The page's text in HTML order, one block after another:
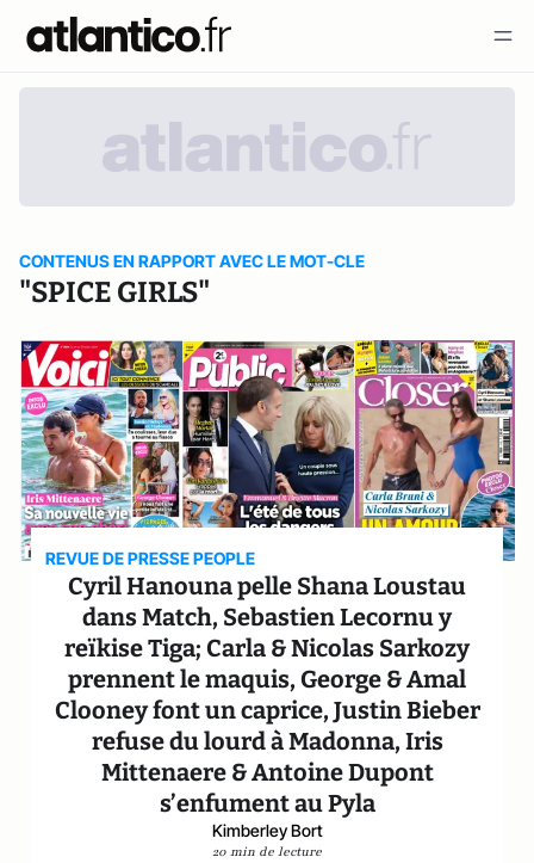
CONTENUS EN RAPPORT AVEC LE MOT-CLE
"SPICE GIRLS"
REVUE DE PRESSE PEOPLE
Cyril Hanouna pelle Shana Loustau
dans Match, Sebastien Lecornu y
reïkise Tiga; Carla & Nicolas Sarkozy
prennent le maquis, George & Amal
Clooney font un caprice, Justin Bieber
refuse du lourd à Madonna, Iris
Mittenaere & Antoine Dupont
s’enfument au Pyla
Kimberley Bort
20 min de lecture